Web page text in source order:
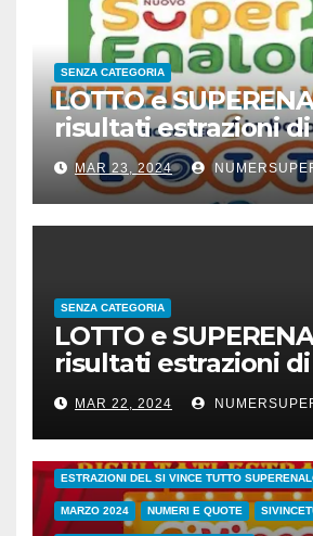
SENZA CATEGORIA
LOTTO e
risultati estrazioni
22 marzo 2024
MAR 23, 2024
SENZA CATEGORIA
LOTTO e
risultati estrazioni di
21 marzo 2024
MAR 22, 2024
CONC.212 MERCOLEDI 20 MARZO 2024
ESTRAZIONI DEL SI VINCE TUTTO
MARZO 2024 NUMERI E QUOTE